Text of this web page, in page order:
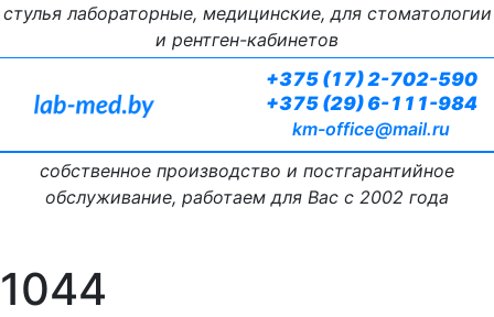
стулья лабораторные, медицинские, для стоматологии
и рентген-кабинетов
+375 (17) 2-702-590
+375 (29) 6-111-984
km-office@mail.ru
собственное производство и постгарантийное
обслуживание, работаем для Вас с 2002 года
1044